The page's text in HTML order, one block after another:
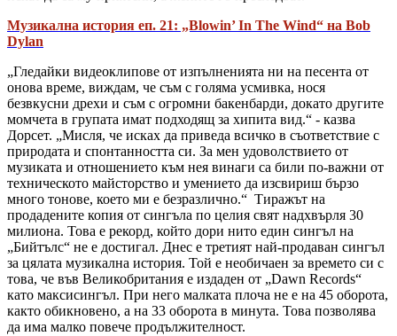
Музикална история еп. 21: „Blowin’ In The Wind“ на Bob
Dylan
„Гледайки видеоклипове от изпълненията ни на песента от
онова време, виждам, че съм с голяма усмивка, нося
безвкусни дрехи и съм с огромни бакенбарди, докато другите
момчета в групата имат подходящ за хипита вид.“ - казва
Дорсет. „Мисля, че исках да приведа всичко в съответствие с
природата и спонтанността си. За мен удоволствието от
музиката и отношението към нея винаги са били по-важни от
техническото майсторство и умението да изсвириш бързо
много тонове, което ми е безразлично.“ Тиражът на
продадените копия от сингъла по целия свят надхвърля 30
милиона. Това е рекорд, който дори нито един сингъл на
„Бийтълс“ не е достигал. Днес е третият най-продаван сингъл
за цялата музикална история. Той е необичаен за времето си с
това, че във Великобритания е издаден от „Dawn Records“
като максисингъл. При него малката плоча не е на 45 оборота,
както обикновено, а на 33 оборота в минута. Това позволява
да има малко повече продължителност.